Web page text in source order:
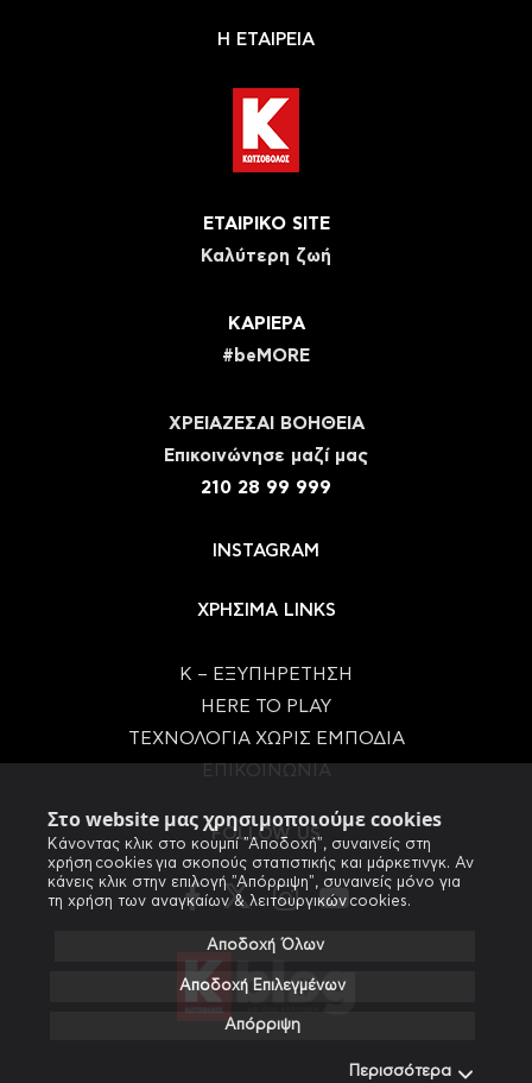
Στο website μας χρησιμοποιούμε cookies
Κάνοντας κλικ στο κουμπί "Αποδοχή", συναινείς στη
χρήση cookies για σκοπούς στατιστικής και μάρκετινγκ. Αν
κάνεις κλικ στην επιλογή "Απόρριψη", συναινείς μόνο για
τη χρήση των αναγκαίων & λειτουργικών cookies.
Αποδοχή Όλων
Αποδοχή Επιλεγμένων
Απόρριψη
Περισσότερα
Η ΕΤΑΙΡΕΙΑ
ΕΤΑΙΡΙΚΟ SITE
Καλύτερη ζωή
ΚΑΡΙΕΡΑ
#beMORE
ΧΡΕΙΑΖΕΣΑΙ ΒΟΗΘΕΙΑ
Eπικοινώνησε μαζί μας
210 28 99 999
INSTAGRAM
ΧΡΗΣΙΜΑ LINKS
Κ – ΕΞΥΠΗΡΕΤΗΣΗ
HERE TO PLAY
ΤΕΧΝΟΛΟΓΙΑ ΧΩΡΙΣ ΕΜΠΟΔΙΑ
FOLLOW US